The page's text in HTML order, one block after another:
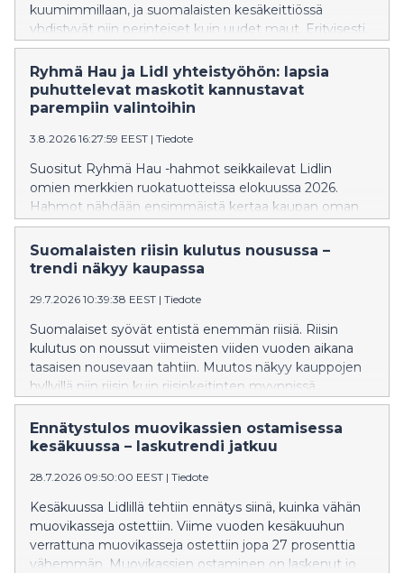
kuumimmillaan, ja suomalaisten kesäkeittiössä
yhdistyvät niin perinteiset kuin uudet maut. Erityisesti
mausteiset makkarat ovat nousseet kesän
hittituotteeksi grilleissä.
Ryhmä Hau ja Lidl yhteistyöhön: lapsia
puhuttelevat maskotit kannustavat
parempiin valintoihin
3.8.2026 16:27:59 EEST | Tiedote
Suositut Ryhmä Hau -hahmot seikkailevat Lidlin
omien merkkien ruokatuotteissa elokuussa 2026.
Hahmot nähdään ensimmäistä kertaa kaupan oman
merkin tuotteissa, jotka täyttävät Maailman
terveysjärjestön (WHO) ravitsemuskriteerit. Lidl on
muokannut omien tuotteiden reseptejä niin, että
välipaloiksi sopivissa marjoissa ja hedelmissä. Näin Lidl
haluaa kannustaa lapsia ja vanhempia
ravitsemuksellisesti parempien vaihtoehtojen pariin.
Suomalaisten riisin kulutus nousussa –
trendi näkyy kaupassa
29.7.2026 10:39:38 EEST | Tiedote
Suomalaiset syövät entistä enemmän riisiä. Riisin
kulutus on noussut viimeisten viiden vuoden aikana
tasaisen nousevaan tahtiin. Muutos näkyy kauppojen
hyllyillä niin riisin kuin riisinkeitinten myynnissä.
Ennätystulos muovikassien ostamisessa
kesäkuussa – laskutrendi jatkuu
28.7.2026 09:50:00 EEST | Tiedote
Kesäkuussa Lidlillä tehtiin ennätys siinä, kuinka vähän
muovikasseja ostettiin. Viime vuoden kesäkuuhun
verrattuna muovikasseja ostettiin jopa 27 prosenttia
vähemmän. Muovikassien ostaminen on laskenut jo